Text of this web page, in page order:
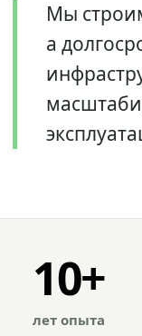
Мы
а
10+
лет опыта